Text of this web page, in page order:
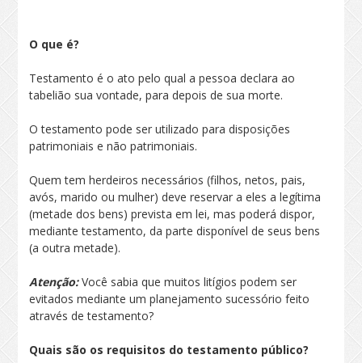
O que é?
Testamento é o ato pelo qual a pessoa declara ao
tabelião sua vontade, para depois de sua morte.
O testamento pode ser utilizado para disposições
patrimoniais e não patrimoniais.
Quem tem herdeiros necessários (filhos, netos, pais,
avós, marido ou mulher) deve reservar a eles a legítima
(metade dos bens) prevista em lei, mas poderá dispor,
mediante testamento, da parte disponível de seus bens
(a outra metade).
Atenção:Você sabia que muitos litígios podem ser
evitados mediante um planejamento sucessório feito
através de testamento?
Quais são os requisitos do testamento público?